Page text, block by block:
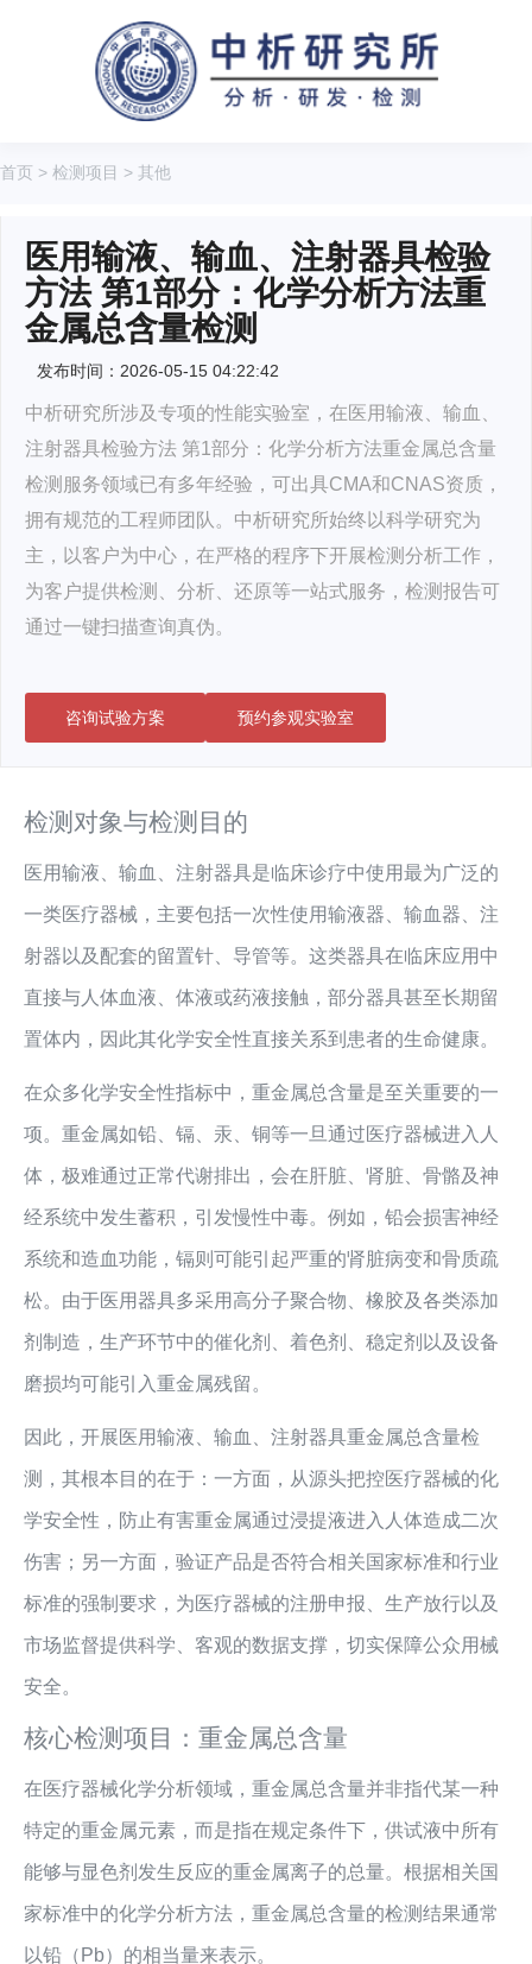
首页 > 检测项目 > 其他
医用输液、输血、注射器具检验
方法 第1部分：化学分析方法重
金属总含量检测
发布时间：2026-05-15 04:22:42
中析研究所涉及专项的性能实验室，在医用输液、输血、
注射器具检验方法 第1部分：化学分析方法重金属总含量
检测服务领域已有多年经验，可出具CMA和CNAS资质，
拥有规范的工程师团队。中析研究所始终以科学研究为
主，以客户为中心，在严格的程序下开展检测分析工作，
为客户提供检测、分析、还原等一站式服务，检测报告可
通过一键扫描查询真伪。
咨询试验方案 预约参观实验室
检测对象与检测目的
医用输液、输血、注射器具是临床诊疗中使用最为广泛的
一类医疗器械，主要包括一次性使用输液器、输血器、注
射器以及配套的留置针、导管等。这类器具在临床应用中
直接与人体血液、体液或药液接触，部分器具甚至长期留
置体内，因此其化学安全性直接关系到患者的生命健康。
在众多化学安全性指标中，重金属总含量是至关重要的一
项。重金属如铅、镉、汞、铜等一旦通过医疗器械进入人
体，极难通过正常代谢排出，会在肝脏、肾脏、骨骼及神
经系统中发生蓄积，引发慢性中毒。例如，铅会损害神经
系统和造血功能，镉则可能引起严重的肾脏病变和骨质疏
松。由于医用器具多采用高分子聚合物、橡胶及各类添加
剂制造，生产环节中的催化剂、着色剂、稳定剂以及设备
磨损均可能引入重金属残留。
因此，开展医用输液、输血、注射器具重金属总含量检
测，其根本目的在于：一方面，从源头把控医疗器械的化
学安全性，防止有害重金属通过浸提液进入人体造成二次
伤害；另一方面，验证产品是否符合相关国家标准和行业
标准的强制要求，为医疗器械的注册申报、生产放行以及
市场监督提供科学、客观的数据支撑，切实保障公众用械
安全。
核心检测项目：重金属总含量
在医疗器械化学分析领域，重金属总含量并非指代某一种
特定的重金属元素，而是指在规定条件下，供试液中所有
能够与显色剂发生反应的重金属离子的总量。根据相关国
家标准中的化学分析方法，重金属总含量的检测结果通常
以铅（Pb）的相当量来表示。